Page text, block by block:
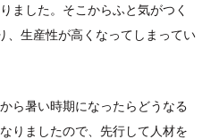
ました。そこからふと気がつく
、生産性が高くなってしまってい
ら暑い時期になったらどうなる
りましたので、先行して人材を